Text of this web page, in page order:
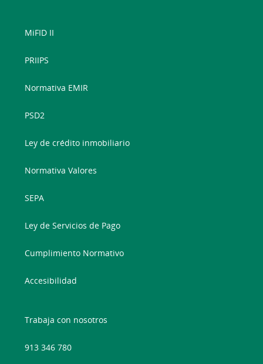
MiFID II
PRIIPS
Normativa EMIR
PSD2
Ley de crédito inmobiliario
Normativa Valores
SEPA
Ley de Servicios de Pago
Cumplimiento Normativo
Accesibilidad
Trabaja con nosotros
913 346 780